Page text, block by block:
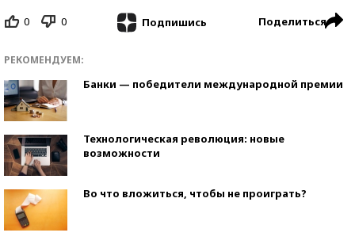
0 0 Подпишись Поделиться
РЕКОМЕНДУЕМ:
Банки — победители международной премии
Технологическая революция: новые
возможности
Во что вложиться, чтобы не проиграть?